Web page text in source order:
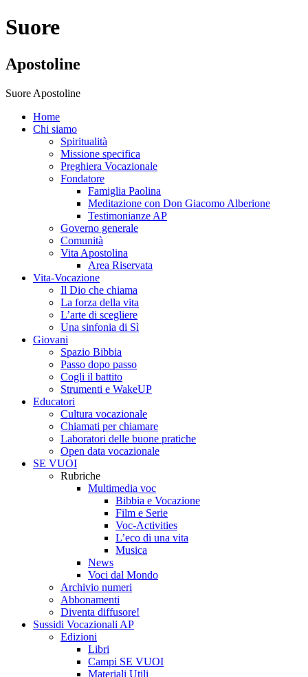
Suore
Apostoline
Suore Apostoline
Home
Chi siamo
Spiritualità
Missione specifica
Preghiera Vocazionale
Fondatore
Famiglia Paolina
Meditazione con Don Giacomo Alberione
Testimonianze AP
Governo generale
Comunità
Vita Apostolina
Area Riservata
Vita-Vocazione
Il Dio che chiama
La forza della vita
L’arte di scegliere
Una sinfonia di Sì
Giovani
Spazio Bibbia
Passo dopo passo
Cogli il battito
Strumenti e WakeUP
Educatori
Cultura vocazionale
Chiamati per chiamare
Laboratori delle buone pratiche
Open data vocazionale
SE VUOI
Rubriche
Multimedia voc
Bibbia e Vocazione
Film e Serie
Voc-Activities
L’eco di una vita
Musica
News
Voci dal Mondo
Archivio numeri
Abbonamenti
Diventa diffusore!
Sussidi Vocazionali AP
Edizioni
Libri
Campi SE VUOI
Materiali Utili